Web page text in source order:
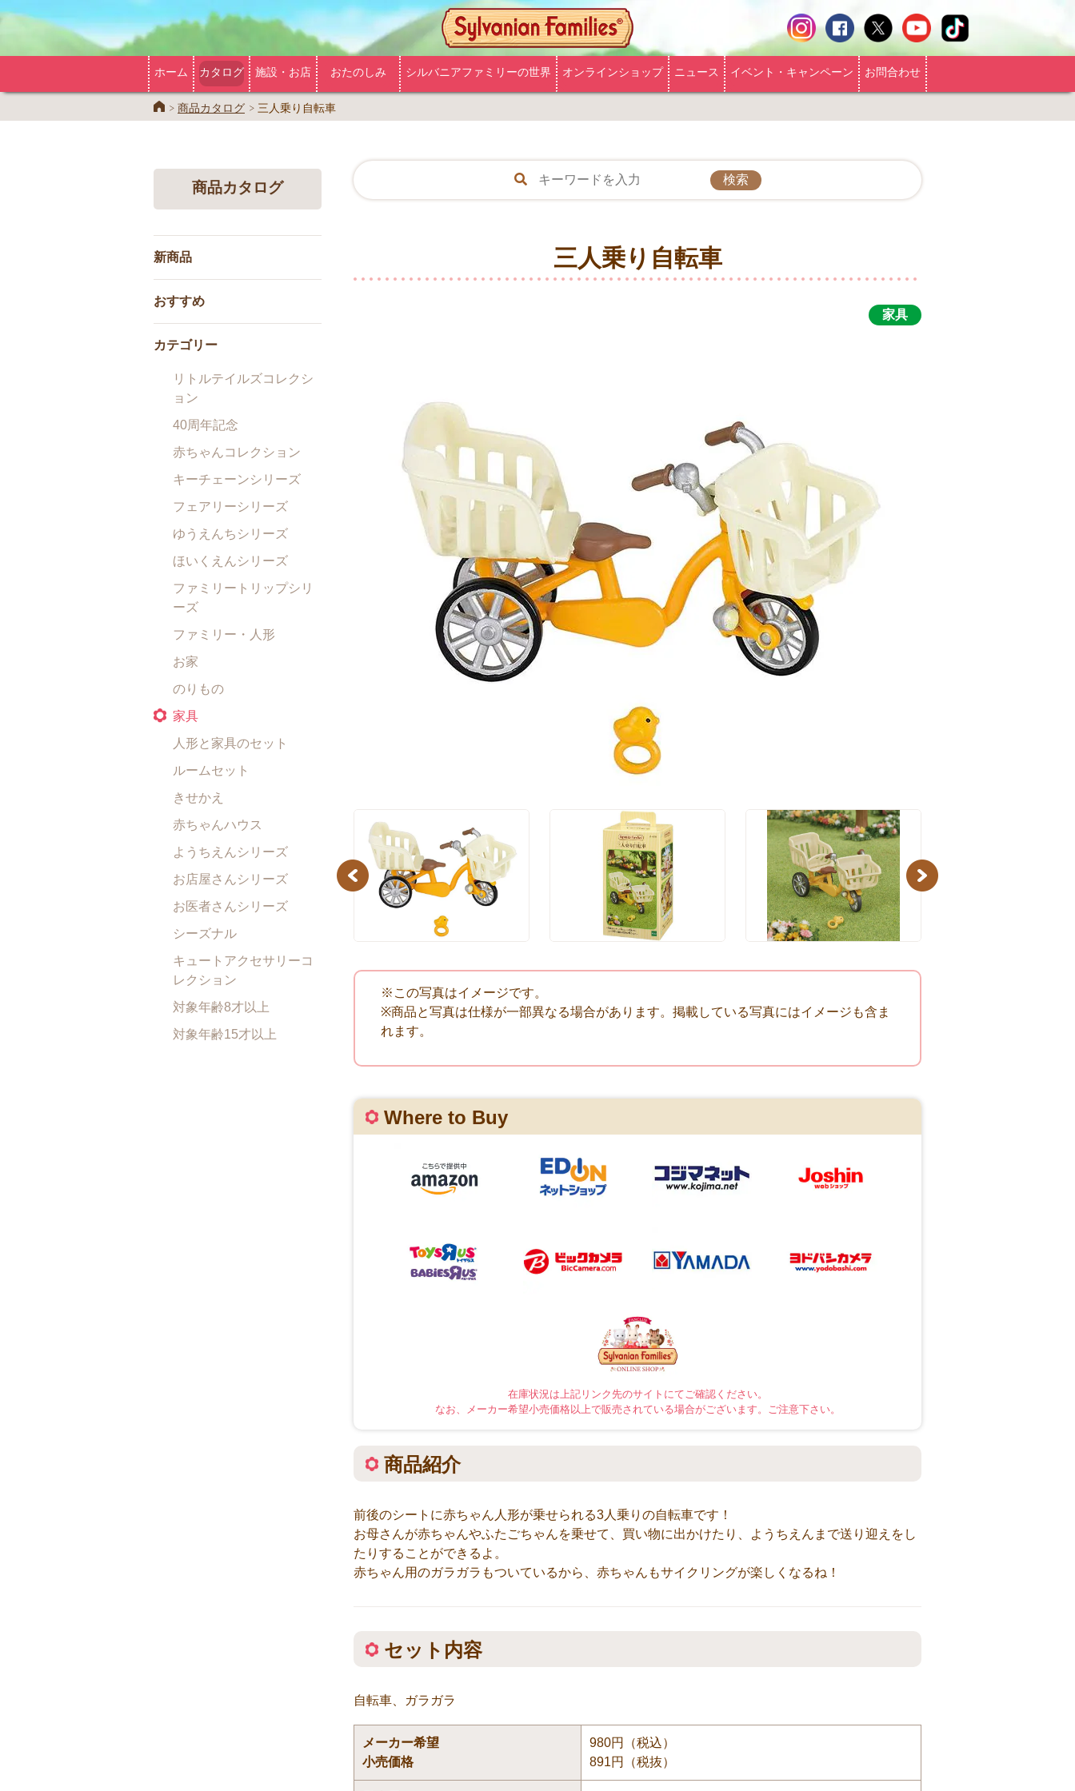
ホーム カタログ 施設・お店 おたのしみ シルバニアファミリーの世界 オンラインショップ ニュース イベント・キャンペーン お問合わせ
Home商品カタログ 三人乗り自転車
商品カタログ
新商品
おすすめ
カテゴリー
リトルテイルズコレクシ
ョン
40周年記念
赤ちゃんコレクション
キーチェーンシリーズ
フェアリーシリーズ
ゆうえんちシリーズ
ほいくえんシリーズ
ファミリートリップシリ
ーズ
ファミリー・人形
お家
のりもの
家具
人形と家具のセット
ルームセット
きせかえ
赤ちゃんハウス
ようちえんシリーズ
お店屋さんシリーズ
お医者さんシリーズ
シーズナル
キュートアクセサリーコ
レクション
対象年齢8才以上
対象年齢15才以上
三人乗り自転車
家具
Previous Next
※この写真はイメージです。
※商品と写真は仕様が一部異なる場合があります。掲載している写真にはイメージも含ま
れます。
Where to Buy
在庫状況は上記リンク先のサイトにてご確認ください。
なお、メーカー希望小売価格以上で販売されている場合がございます。ご注意下さい。
商品紹介
前後のシートに赤ちゃん人形が乗せられる3人乗りの自転車です！
お母さんが赤ちゃんやふたごちゃんを乗せて、買い物に出かけたり、ようちえんまで送り迎えをし
たりすることができるよ。
赤ちゃん用のガラガラもついているから、赤ちゃんもサイクリングが楽しくなるね！
セット内容
自転車、ガラガラ
メーカー希望
小売価格
980円（税込）
891円（税抜）